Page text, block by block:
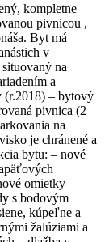
kompletne
pivnicou ,
Byt má
v
na
a
(r.2018) – bytový
pivnica (2
na
je chránené a
bytu: – nové
omietky
s bodovým
kúpeľne a
žalúziami a